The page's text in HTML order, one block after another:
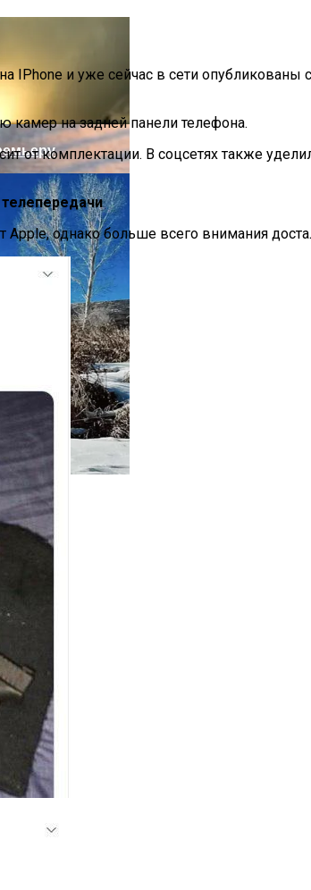
Два Грузовика
Дочери Рани
IPhone и уже сейчас в сети
камер на задней панели телефона.
от комплектации. В соцсетях также
однако больше всего внимания